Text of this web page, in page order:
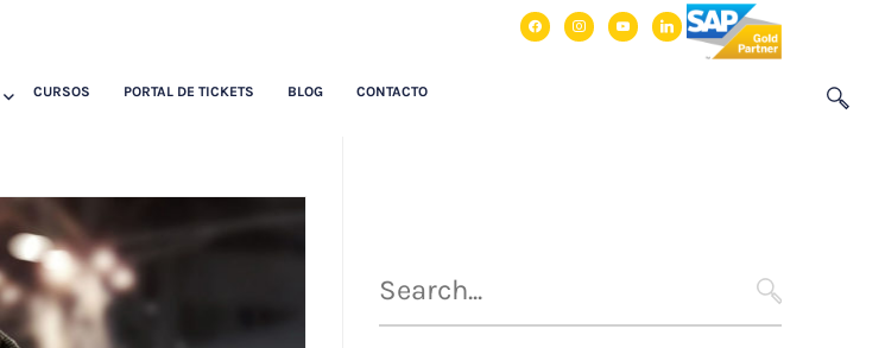
facebookinstagram
youtubelinkedin
CURSOS PORTAL DE TICKETS BLOG CONTACTO
para
SEARCH